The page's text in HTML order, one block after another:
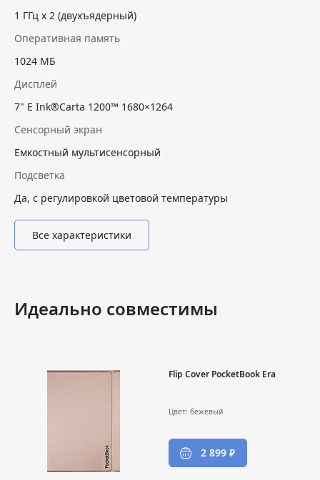
1 ГГц х 2 (двухъядерный)
Оперативная память
1024 МБ
Дисплей
7" E Ink®Carta 1200™ 1680×1264
Сенсорный экран
Емкостный мультисенсорный
Подсветка
Да, с регулировкой цветовой температуры
Все характеристики
Идеально совместимы
Flip Cover PocketBook Era
Цвет: бежевый
2 899 ₽